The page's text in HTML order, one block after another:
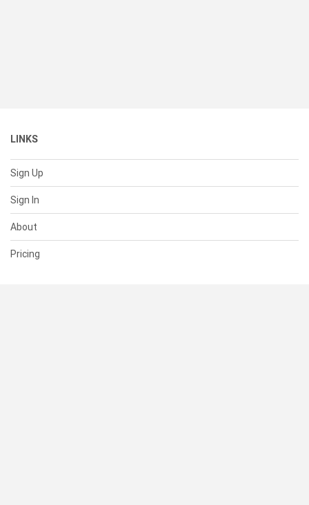
LINKS
Sign Up
Sign In
About
Pricing